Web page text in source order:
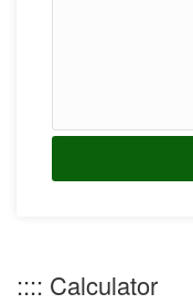
:::: Calculator